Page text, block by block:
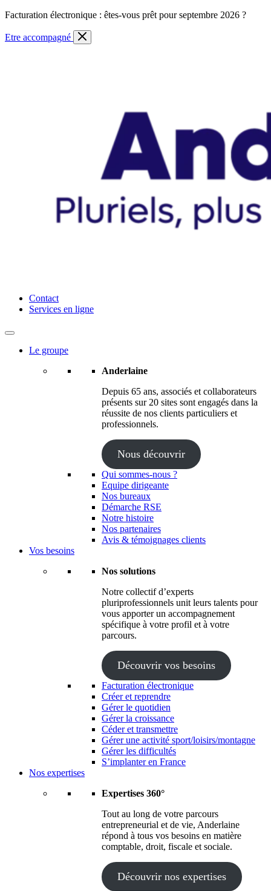
Skip
content
Facturation électronique : êtes-vous prêt pour septembre 2026 ?
Etre accompagné
Anderlaine | Conseil – Expert comptable – Avocat – Audit
Contact
Services en ligne
Le groupe
Anderlaine
Depuis 65 ans, associés et collaborateurs
présents sur 20 sites sont engagés dans la
réussite de nos clients particuliers et
professionnels.
Nous découvrir
Qui sommes-nous ?
Equipe dirigeante
Nos bureaux
Démarche RSE
Notre histoire
Nos partenaires
Avis & témoignages clients
Vos besoins
Nos solutions
Notre collectif d’experts
pluriprofessionnels unit leurs talents pour
vous apporter un accompagnement
spécifique à votre profil et à votre
parcours.
Découvrir vos besoins
Facturation électronique
Créer et reprendre
Gérer le quotidien
Gérer la croissance
Céder et transmettre
Gérer une activité sport/loisirs/montagne
Gérer les difficultés
S’implanter en France
Nos expertises
Expertises 360°
Tout au long de votre parcours
entrepreneurial et de vie, Anderlaine
répond à tous vos besoins en matière
comptable, droit, fiscale et sociale.
Découvrir nos expertises